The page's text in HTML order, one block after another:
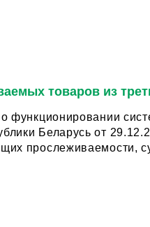
товаров из
функционировании
Беларусь от
прослеживаемости,